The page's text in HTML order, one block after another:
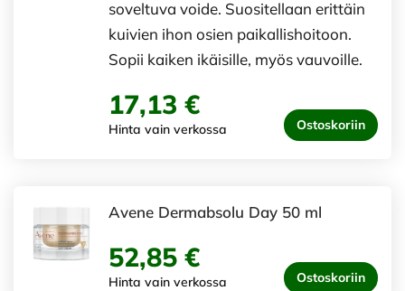
soveltuva voide. Suositellaan erittäin
kuivien ihon osien paikallishoitoon.
Sopii kaiken ikäisille, myös vauvoille.
17,13 €
Hinta vain verkossa Ostoskoriin
Avene Dermabsolu Day 50 ml
52,85 €
Hinta vain verkossa Ostoskoriin